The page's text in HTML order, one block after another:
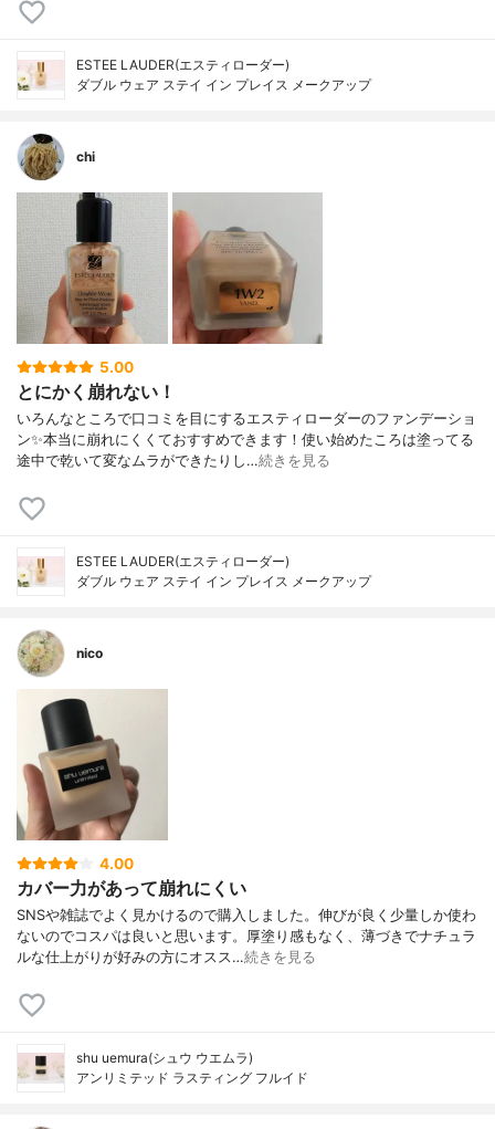
ESTEE LAUDER(エスティローダー)
ダブル ウェア ステイ イン プレイス メークアップ
chi
5.00
とにかく崩れない！
いろんなところで口コミを目にするエスティローダーのファンデーショ
ン✨本当に崩れにくくておすすめできます！使い始めたころは塗ってる
途中で乾いて変なムラができたりし…続きを見る
ESTEE LAUDER(エスティローダー)
ダブル ウェア ステイ イン プレイス メークアップ
nico
4.00
カバー力があって崩れにくい
SNSや雑誌でよく見かけるので購入しました。伸びが良く少量しか使わ
ないのでコスパは良いと思います。厚塗り感もなく、薄づきでナチュラ
ルな仕上がりが好みの方にオスス…続きを見る
shu uemura(シュウ ウエムラ)
アンリミテッド ラスティング フルイド